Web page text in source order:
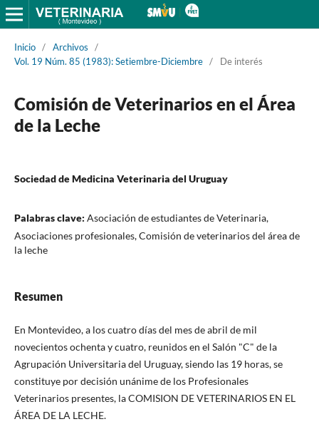
Inicio / Archivos
/
Vol. 19 Núm. 85 (1983): Setiembre-Diciembre / De interés
Comisión de Veterinarios en el Área
de la Leche
Sociedad de Medicina Veterinaria del Uruguay
Palabras clave: Asociación de estudiantes de Veterinaria,
Asociaciones profesionales, Comisión de veterinarios del área de
la leche
Resumen
En Montevideo, a los cuatro días del mes de abril de mil
novecientos ochenta y cuatro, reunidos en el Salón "C" de la
Agrupación Universitaria del Uruguay, siendo las 19 horas, se
constituye por decisión unánime de los Profesionales
Veterinarios presentes, la COMISION DE VETERINARIOS EN EL
ÁREA DE LA LECHE.